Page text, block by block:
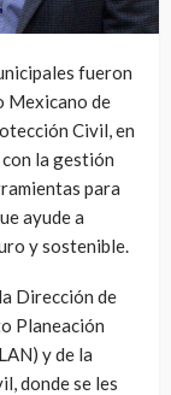
fueron
Mexicano de
Civil, en
la gestión
para
ayude a
y sostenible.
Dirección de
Planeación
y de la
donde se les